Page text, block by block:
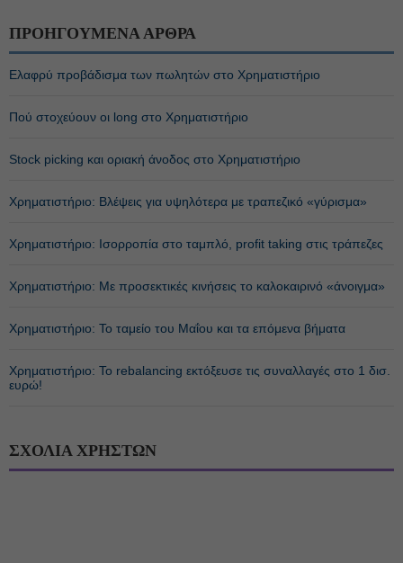
ΠΡΟΗΓΟΥΜΕΝΑ ΑΡΘΡΑ
Ελαφρύ προβάδισμα των πωλητών στο Χρηματιστήριο
Πού στοχεύουν οι long στο Χρηματιστήριο
Stock picking και οριακή άνοδος στο Χρηματιστήριο
Χρηματιστήριο: Βλέψεις για υψηλότερα με τραπεζικό «γύρισμα»
Χρηματιστήριο: Ισορροπία στο ταμπλό, profit taking στις τράπεζες
Χρηματιστήριο: Με προσεκτικές κινήσεις το καλοκαιρινό «άνοιγμα»
Χρηματιστήριο: Το ταμείο του Μαΐου και τα επόμενα βήματα
Χρηματιστήριο: Το rebalancing εκτόξευσε τις συναλλαγές στο 1 δισ.
ευρώ!
ΣΧΟΛΙΑ ΧΡΗΣΤΩΝ